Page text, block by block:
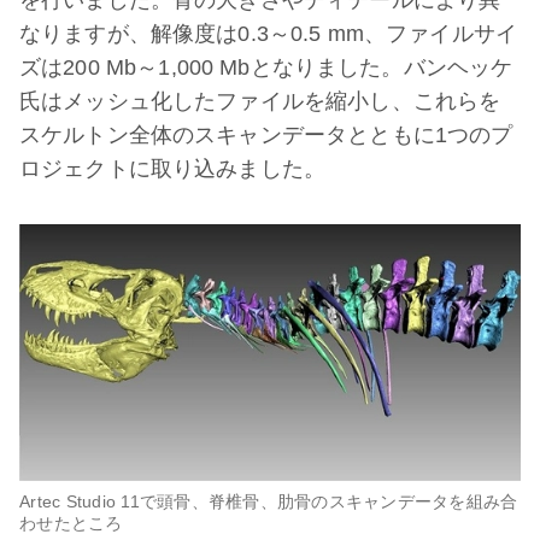
なりますが、解像度は0.3～0.5 mm、ファイルサイ
ズは200 Mb～1,000 Mbとなりました。バンヘッケ
氏はメッシュ化したファイルを縮小し、これらを
スケルトン全体のスキャンデータとともに1つのプ
ロジェクトに取り込みました。
Artec Studio 11で頭骨、脊椎骨、肋骨のスキャンデータを組み合
わせたところ